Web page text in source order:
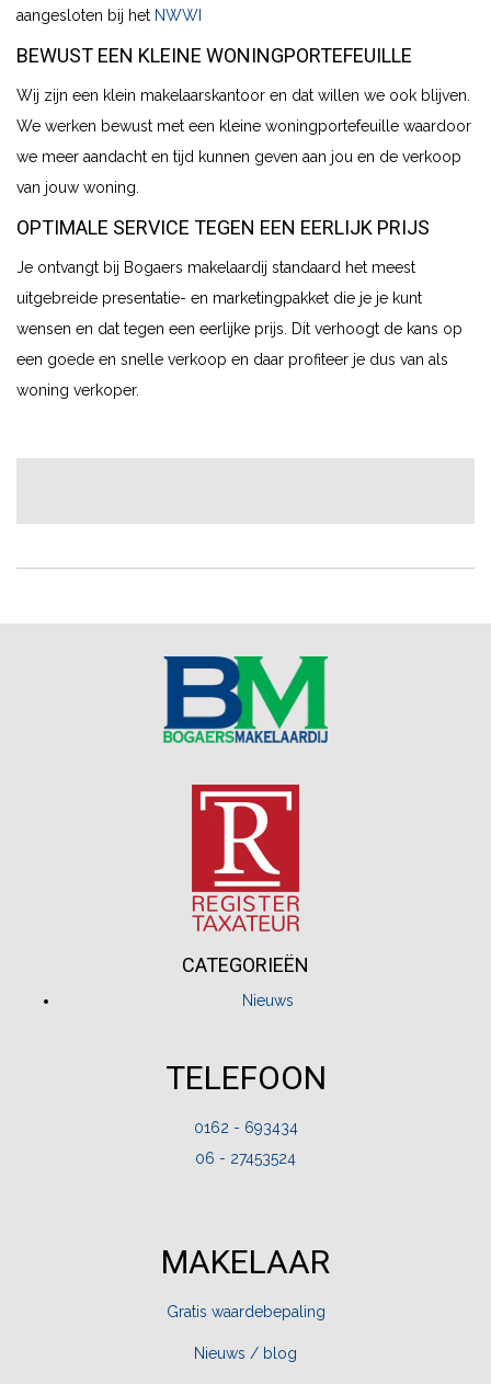
aangesloten bij het NWWI
BEWUST EEN KLEINE WONINGPORTEFEUILLE
Wij zijn een klein makelaarskantoor en dat willen we ook blijven.
We werken bewust met een kleine woningportefeuille waardoor
we meer aandacht en tijd kunnen geven aan jou en de verkoop
van jouw woning.
OPTIMALE SERVICE TEGEN EEN EERLIJK PRIJS
Je ontvangt bij Bogaers makelaardij standaard het meest
uitgebreide presentatie- en marketingpakket die je je kunt
wensen en dat tegen een eerlijke prijs. Dit verhoogt de kans op
een goede en snelle verkoop en daar profiteer je dus van als
woning verkoper.
CATEGORIEËN
Nieuws
TELEFOON
0162 - 693434
06 - 27453524
MAKELAAR
Gratis waardebepaling
Nieuws / blog